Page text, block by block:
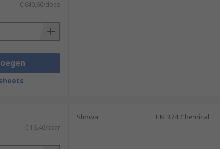
€ 640,66/doos
€ 16,46/paar
Showa EN 374 Chemical